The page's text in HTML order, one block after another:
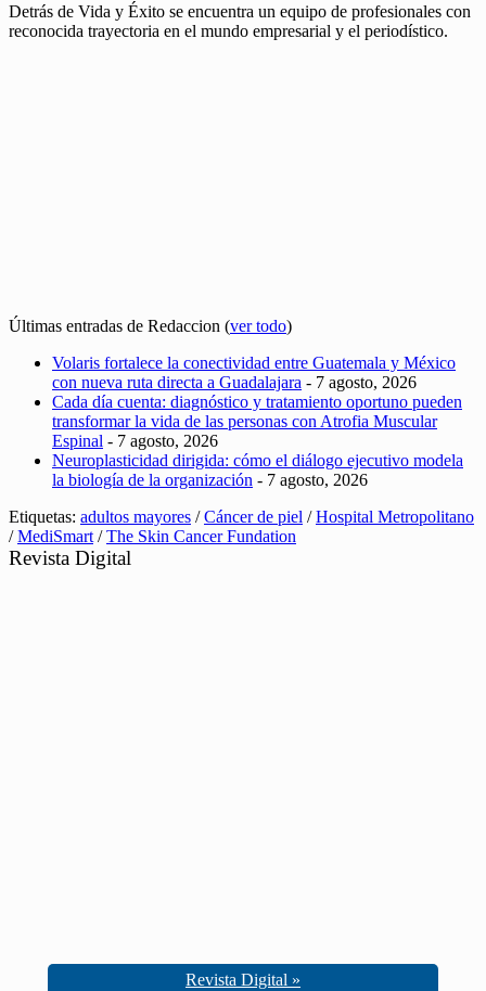
Detrás de Vida y Éxito se encuentra un equipo de profesionales con
reconocida trayectoria en el mundo empresarial y el periodístico.
Últimas entradas de Redaccion (ver todo)
Volaris fortalece la conectividad entre Guatemala y México
con nueva ruta directa a Guadalajara - 7 agosto, 2026
Cada día cuenta: diagnóstico y tratamiento oportuno pueden
transformar la vida de las personas con Atrofia Muscular
Espinal - 7 agosto, 2026
Neuroplasticidad dirigida: cómo el diálogo ejecutivo modela
la biología de la organización - 7 agosto, 2026
Etiquetas: adultos mayores /Cáncer de piel /Hospital Metropolitano
/MediSmart /The Skin Cancer Fundation
Revista Digital
Revista Digital »